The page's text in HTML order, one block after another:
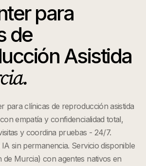
para
de
Asistida
.
para clínicas de reproducción asistida
empatía y confidencialidad total,
y coordina pruebas - 24/7.
sin permanencia. Servicio disponible
de Murcia) con agentes nativos en